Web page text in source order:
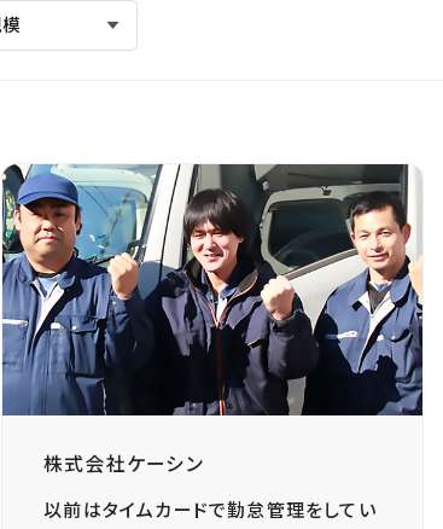
株式会社ケーシン
以前はタイムカードで勤怠管理をしてい